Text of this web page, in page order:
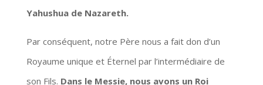
Yahushua de Nazareth.
Par conséquent, notre Père nous a fait don d’un
Royaume unique et Éternel par l’intermédiaire de
son Fils. Dans le Messie, nous avons un Roi